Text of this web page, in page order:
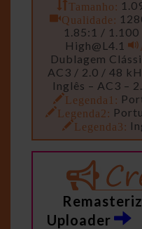
Tamanho:
Qualidade:
1.85:1 /
High@L4.1
Dublagem
AC3 / 2.0 / 48
Inglês – AC3 –
Legenda1:
Legenda2:
Legenda3:
Uploader